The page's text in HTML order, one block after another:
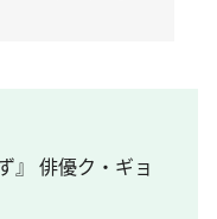
』 俳優ク・ギョ